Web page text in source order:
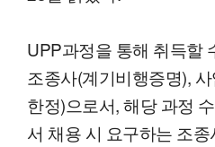
UPP과정을 통해 취득할
조종사(계기비행증명),
한정)으로서, 해당 과정
서 채용 시 요구하는 조